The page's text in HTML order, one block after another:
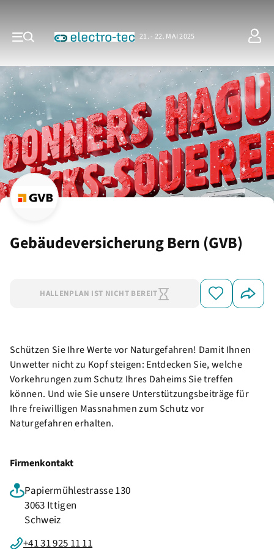
21. - 22. MAI 2025
Gebäudeversicherung Bern (GVB)
HALLENPLAN IST NICHT BEREIT
Schützen Sie Ihre Werte vor Naturgefahren! Damit Ihnen
Unwetter nicht zu Kopf steigen: Entdecken Sie, welche
Vorkehrungen zum Schutz Ihres Daheims Sie treffen
können. Und wie Sie unsere Unterstützungsbeiträge für
Ihre freiwilligen Massnahmen zum Schutz vor
Naturgefahren erhalten.
Firmenkontakt
Papiermühlestrasse 130
3063 Ittigen
Schweiz
+41 31 925 11 11